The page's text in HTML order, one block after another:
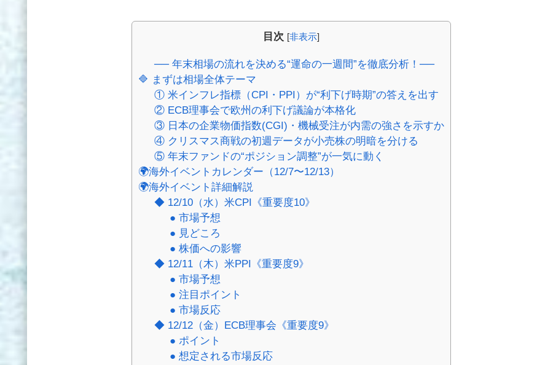
目次 [非表示]
── 年末相場の流れを決める“運命の一週間”を徹底分析！──
🔷 まずは相場全体テーマ
① 米インフレ指標（CPI・PPI）が“利下げ時期”の答えを出す
② ECB理事会で欧州の利下げ議論が本格化
③ 日本の企業物価指数(CGI)・機械受注が内需の強さを示すか
④ クリスマス商戦の初週データが小売株の明暗を分ける
⑤ 年末ファンドの“ポジション調整”が一気に動く
🌍海外イベントカレンダー（12/7〜12/13）
🌍海外イベント詳細解説
◆ 12/10（水）米CPI《重要度10》
● 市場予想
● 見どころ
● 株価への影響
◆ 12/11（木）米PPI《重要度9》
● 市場予想
● 注目ポイント
● 市場反応
◆ 12/12（金）ECB理事会《重要度9》
● ポイント
● 想定される市場反応